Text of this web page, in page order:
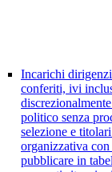
Incarichi
conferiti, ivi
politico senza
selezione e
organizzativa
pubblicare in